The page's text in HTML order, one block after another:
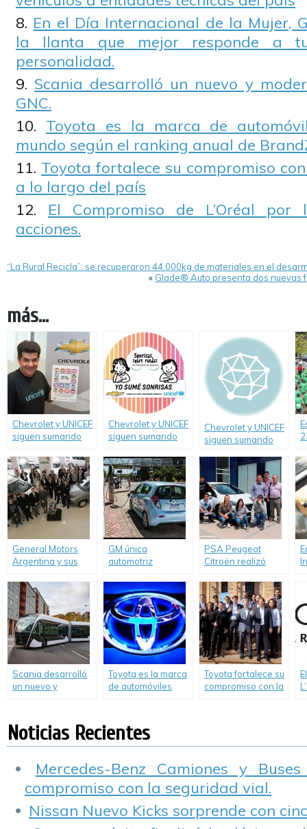
En el Día Internacional de la Mujer,
la llanta que mejor responde a
personalidad.
Scania desarrolló un nuevo y
GNC.
Toyota es la marca de
mundo según el ranking anual de
Toyota fortalece su compromiso
a lo largo del país
El Compromiso de L’Oréal por
acciones.
“La Rural Recicla”: se recuperaron 44.000kg de materiales en el
« Glade® Auto presenta dos nuevas
más...
Chevrolet y UNICEF
siguen sumando
Ruedas”.
Chevrolet y UNICEF
siguen sumando
Ruedas”
Chevrolet y UNICEF
siguen sumando
Ruedas”.
General Motors
Argentina y sus
Chevrolet
realizaron nuevas
donaciones de
vehículos a
entidades
educativas en todo
GM única
automotriz
incluida en el Índice
Dow Jones de
Sustentabilidad
PSA Peugeot
Citroën realizó
donaciones de
vehículos a
entidades técnicas
del país
Scania desarrolló
un nuevo y
Toyota es la marca
de automóviles
BrandZ™
Toyota fortalece su
compromiso con la
Noticias Recientes
Mercedes-Benz Camiones y
compromiso con la seguridad vial.
Nissan Nuevo Kicks sorprende con